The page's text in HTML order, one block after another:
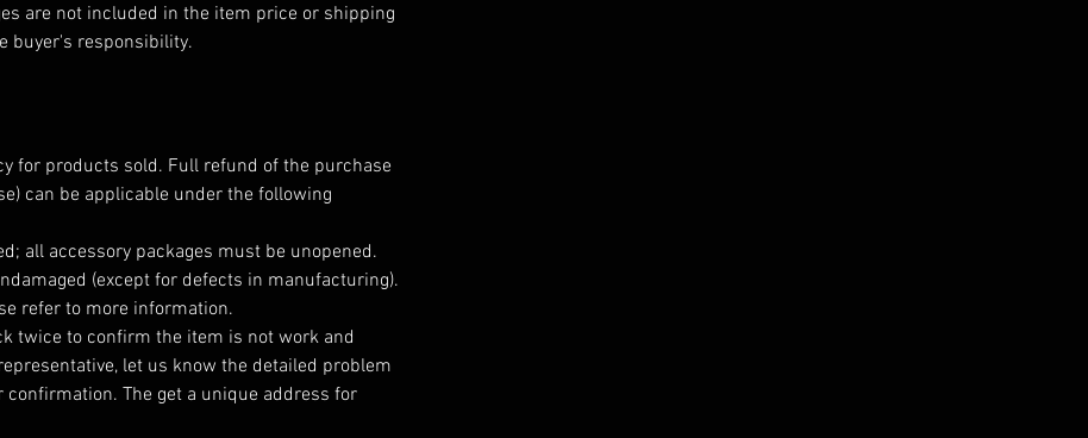
are not included in the item price or shipping
buyer's responsibility.
for products sold. Full refund of the purchase
can be applicable under the following
all accessory packages must be unopened.
(except for defects in manufacturing).
refer to more information.
twice to confirm the item is not work and
let us know the detailed problem
The get a unique address for